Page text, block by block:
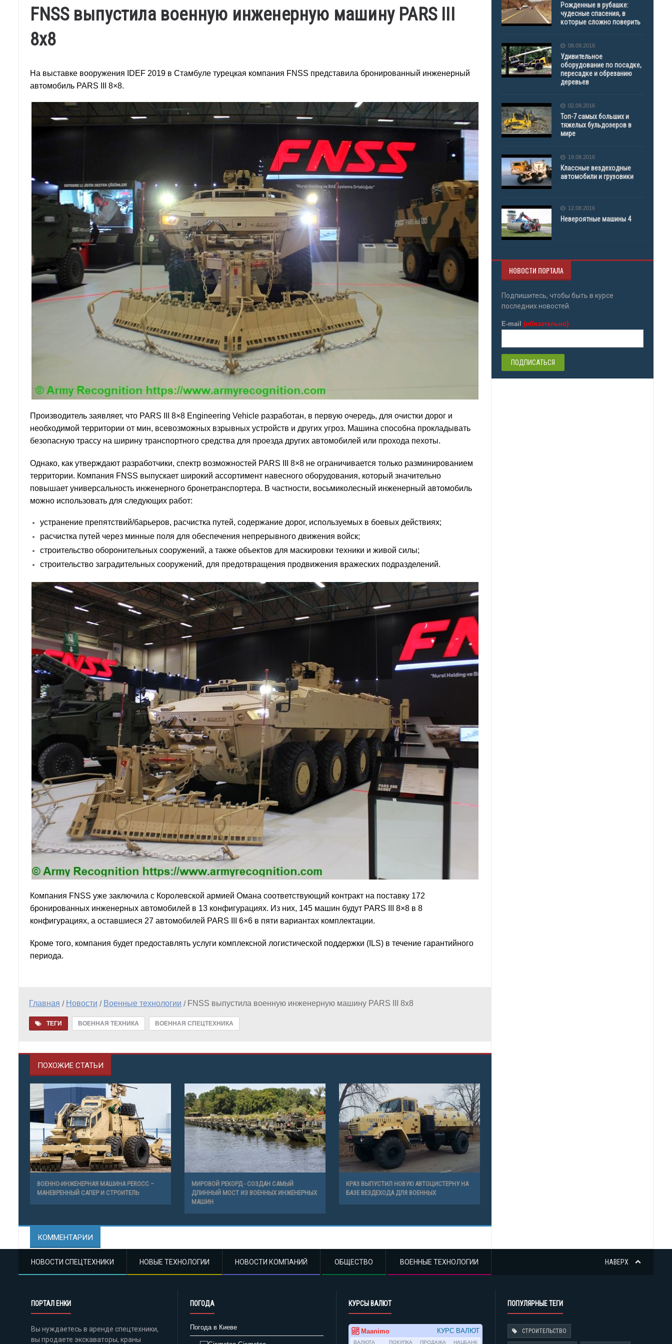
FNSS выпустила военную инженерную машину PARS III
8x8
На выставке вооружения IDEF 2019 в Стамбуле турецкая компания FNSS представила бронированный инженерный
автомобиль PARS III 8×8.
Производитель заявляет, что PARS III 8×8 Engineering Vehicle разработан, в первую очередь, для очистки дорог и
необходимой территории от мин, всевозможных взрывных устройств и других угроз. Машина способна прокладывать
безопасную трассу на ширину транспортного средства для проезда других автомобилей или прохода пехоты.
Однако, как утверждают разработчики, спектр возможностей PARS III 8×8 не ограничивается только разминированием
территории. Компания FNSS выпускает широкий ассортимент навесного оборудования, который значительно
повышает универсальность инженерного бронетранспортера. В частности, восьмиколесный инженерный автомобиль
можно использовать для следующих работ:
устранение препятствий/барьеров, расчистка путей, содержание дорог, используемых в боевых действиях;
расчистка путей через минные поля для обеспечения непрерывного движения войск;
строительство оборонительных сооружений, а также объектов для маскировки техники и живой силы;
строительство заградительных сооружений, для предотвращения продвижения вражеских подразделений.
Компания FNSS уже заключила с Королевской армией Омана соответствующий контракт на поставку 172
бронированных инженерных автомобилей в 13 конфигурациях. Из них, 145 машин будут PARS III 8×8 в 8
конфигурациях, а оставшиеся 27 автомобилей PARS III 6×6 в пяти вариантах комплектации.
Кроме того, компания будет предоставлять услуги комплексной логистической поддержки (ILS) в течение гарантийного
периода.
Главная / Новости / Военные технологии / FNSS выпустила военную инженерную машину PARS III 8x8
ТЕГИ ВОЕННАЯ ТЕХНИКА ВОЕННАЯ СПЕЦТЕХНИКА
ПОХОЖИЕ СТАТЬИ
ВОЕННО-ИНЖЕНЕРНАЯ МАШИНА PEROCC –
МАНЕВРЕННЫЙ САПЕР И СТРОИТЕЛЬ
МИРОВОЙ РЕКОРД - СОЗДАН САМЫЙ
ДЛИННЫЙ МОСТ ИЗ ВОЕННЫХ ИНЖЕНЕРНЫХ
МАШИН
КРАЗ ВЫПУСТИЛ НОВУЮ АВТОЦИСТЕРНУ НА
БАЗЕ ВЕЗДЕХОДА ДЛЯ ВОЕННЫХ
КОММЕНТАРИИ
Рожденные в рубашке:
чудесные спасения, в
которые сложно поверить
08.09.2016
Удивительное
оборудование по посадке,
пересадке и обрезанию
деревьев
02.09.2016
Топ-7 самых больших и
тяжелых бульдозеров в
мире
19.08.2016
Классные вездеходные
автомобили и грузовики
12.08.2016
Невероятные машины 4
НОВОСТИ ПОРТАЛА
Подпишитесь, чтобы быть в курсе
последних новостей.
E-mail (обязательно)
НАВЕРХ
НОВОСТИ СПЕЦТЕХНИКИ НОВЫЕ ТЕХНОЛОГИИ НОВОСТИ КОМПАНИЙ ОБЩЕСТВО ВОЕННЫЕ ТЕХНОЛОГИИ
ПОРТАЛ ЕНКИ
Вы нуждаетесь в аренде спецтехники,
вы продаете экскаваторы, краны
ПОГОДА
Погода в Киеве
КУРСЫ ВАЛЮТ ПОПУЛЯРНЫЕ ТЕГИ
СТРОИТЕЛЬСТВО